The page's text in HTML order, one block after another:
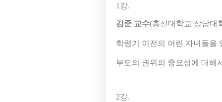
1강.
김준 교수(총신대학교 상담대
학령기 이전의 어린 자녀들을
부모의 권위의 중요성에 대해
2강.